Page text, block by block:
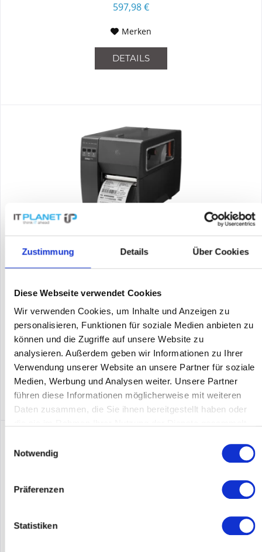
Zustimmung Details Über Cookies
Diese Webseite verwendet Cookies
Wir verwenden Cookies, um Inhalte und Anzeigen zu
personalisieren, Funktionen für soziale Medien anbieten zu
können und die Zugriffe auf unsere Website zu
analysieren. Außerdem geben wir Informationen zu Ihrer
Verwendung unserer Website an unsere Partner für soziale
Medien, Werbung und Analysen weiter. Unsere Partner
führen diese Informationen möglicherweise mit weiteren
Daten zusammen, die Sie ihnen bereitgestellt haben oder
Notwendig
Präferenzen
Statistiken
597,98 €
Merken
DETAILS
ZEBRA ZT11142-T0E000FZ
(max.): 254mm/Sek., USB, USB-Host, RS232, Bluetooth (BLE),
Inhalt1
651,03 €
DETAILS